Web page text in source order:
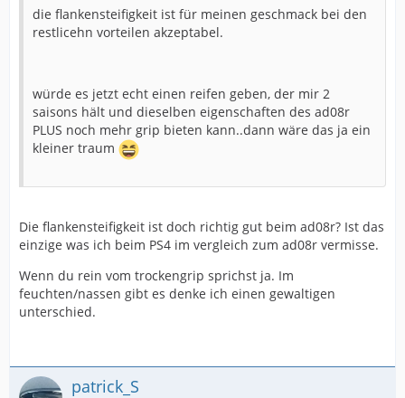
die flankensteifigkeit ist für meinen geschmack bei den
restlicehn vorteilen akzeptabel.
würde es jetzt echt einen reifen geben, der mir 2
saisons hält und dieselben eigenschaften des ad08r
PLUS noch mehr grip bieten kann..dann wäre das ja ein
kleiner traum
Die flankensteifigkeit ist doch richtig gut beim ad08r? Ist das
einzige was ich beim PS4 im vergleich zum ad08r vermisse.
Wenn du rein vom trockengrip sprichst ja. Im
feuchten/nassen gibt es denke ich einen gewaltigen
unterschied.
patrick_S